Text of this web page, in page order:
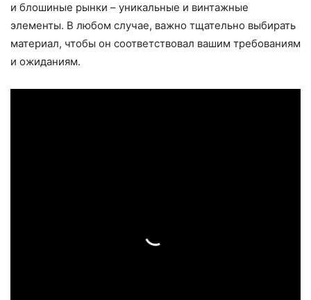
и блошиные рынки – уникальные и винтажные
элементы. В любом случае, важно тщательно выбирать
материал, чтобы он соответствовал вашим требованиям
и ожиданиям.